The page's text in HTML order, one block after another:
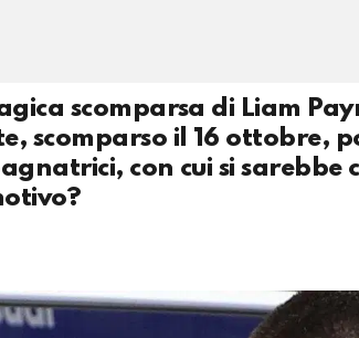
scomparsa di Liam
scomparso il 16 ottobre,
con cui si